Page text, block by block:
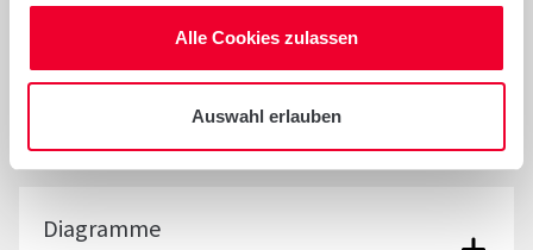
Alle Cookies zulassen
Auswahl erlauben
Anbau- und Sortenhinweise
Diagramme